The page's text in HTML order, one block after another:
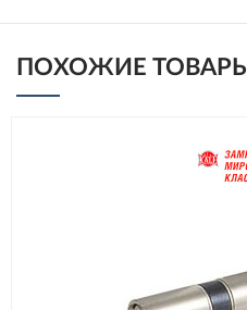
ПОХОЖИЕ ТОВАРЫ